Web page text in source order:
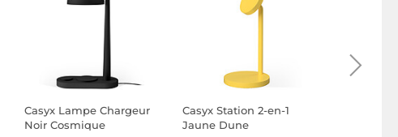
Casyx Lampe Chargeur
Noir Cosmique
Casyx Station 2-en-1
Jaune Dune